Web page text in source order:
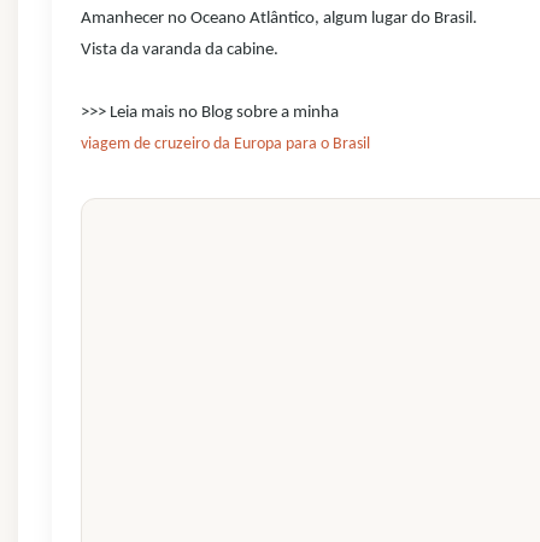
Amanhecer no Oceano Atlântico, algum lugar do Brasil.
Vista da varanda da cabine.
>>> Leia mais no Blog sobre a minha
viagem de cruzeiro da Europa para o Brasil